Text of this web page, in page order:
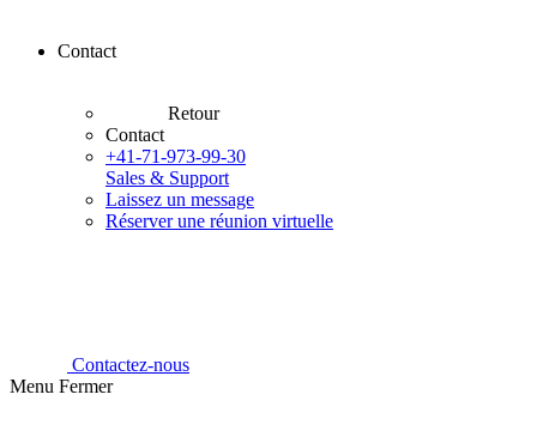
Contact
Retour
Contact
+41-71-973-99-30
Sales & Support
Laissez un message
Réserver une réunion virtuelle
Contactez-nous
Menu Fermer